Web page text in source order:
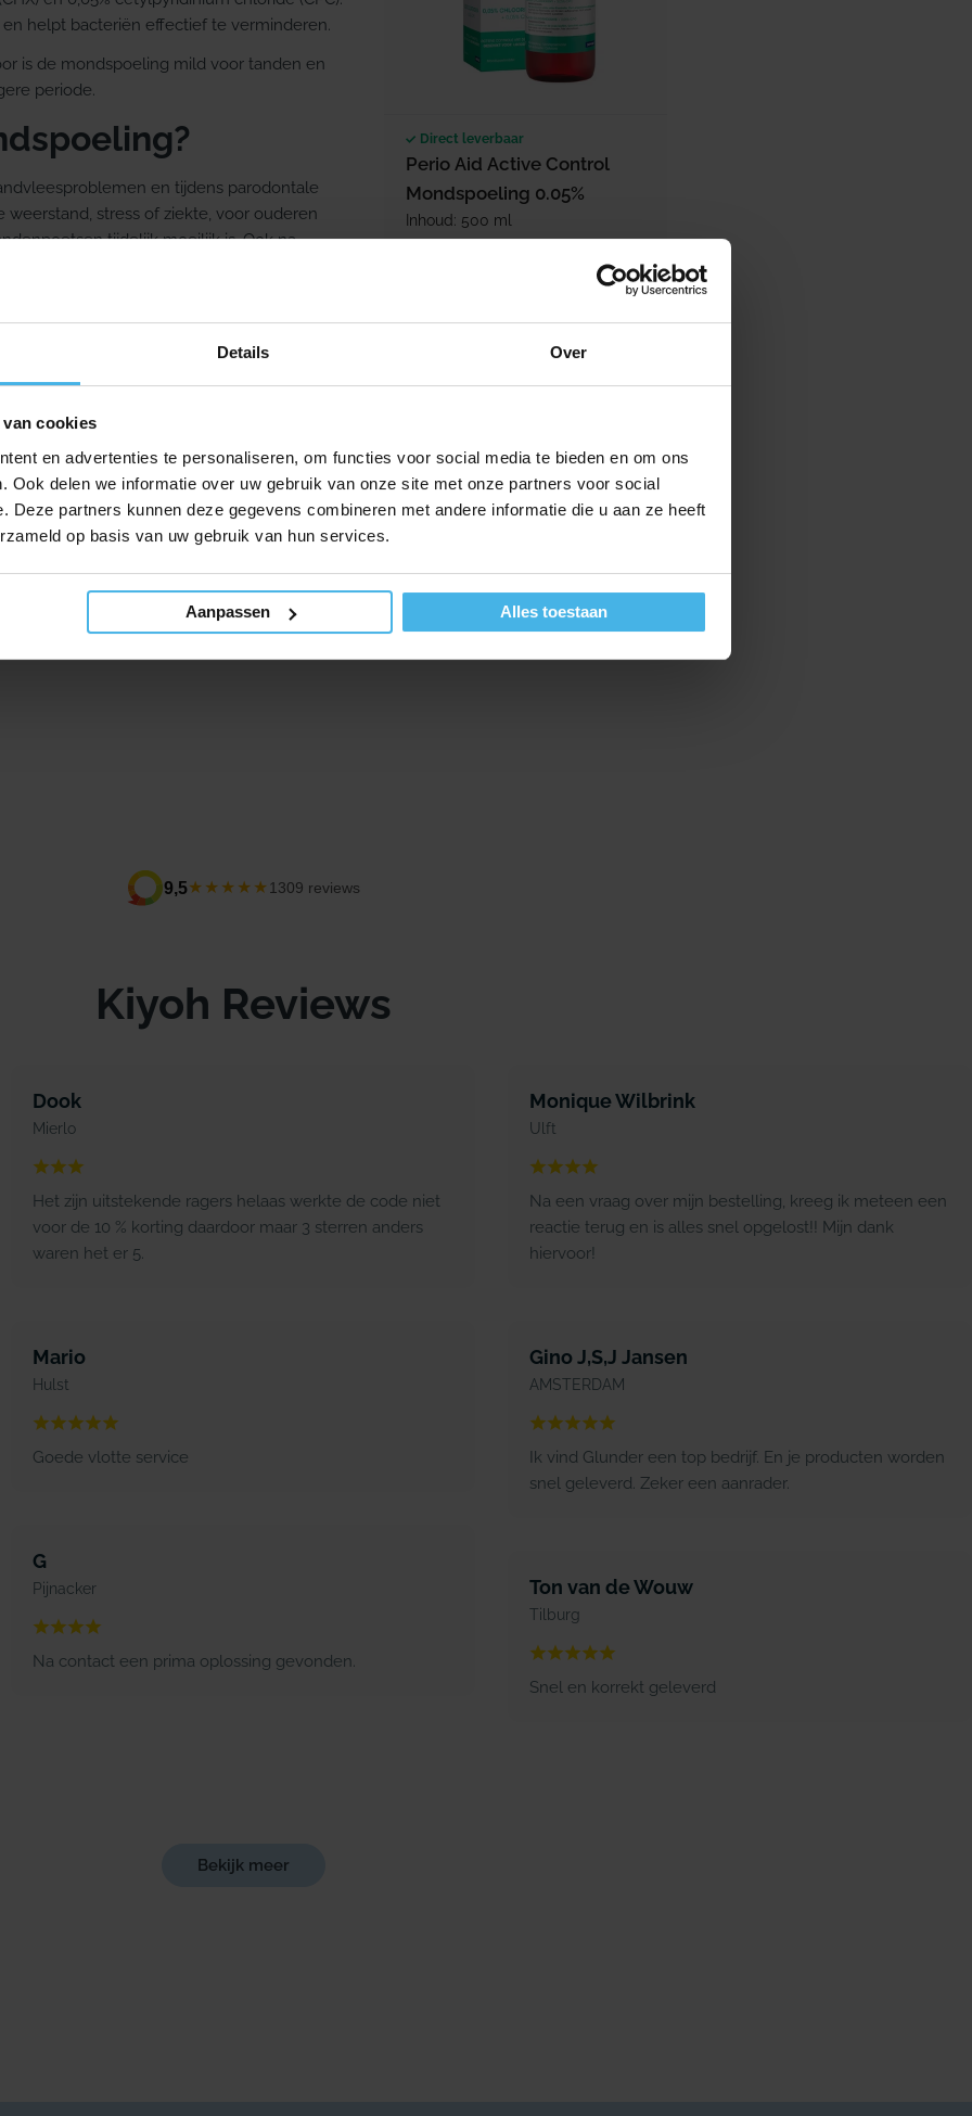
Details Over
cookies
en advertenties te personaliseren, om functies voor social media te bieden en om ons
Ook delen we informatie over uw gebruik van onze site met onze partners voor social
Deze partners kunnen deze gegevens combineren met andere informatie die u aan ze heeft
op basis van uw gebruik van hun services.
Aanpassen Alles toestaan
helpt bacteriën effectief te verminderen.
is de mondspoeling mild voor tanden en
periode.
en tijdens parodontale
stress of ziekte, voor ouderen
tijdelijk moeilijk is. Ook na
vaak gebruikt.
gedurende 30 seconden. Spoel niet na
maanden. De aangename smaak maakt het
nazorg
Direct leverbaar
Perio Aid Active Control
Mondspoeling 0.05%
Inhoud: 500 ml
9,5★★★★★1309 reviews
Kiyoh Reviews
Dook
Mierlo
Het zijn uitstekende ragers helaas werkte de code niet
voor de 10 % korting daardoor maar 3 sterren anders
waren het er 5.
Monique Wilbrink
Ulft
Na een vraag over mijn bestelling, kreeg ik meteen een
reactie terug en is alles snel opgelost!! Mijn dank
hiervoor!
Mario
Hulst
Goede vlotte service
Gino J,S,J Jansen
AMSTERDAM
Ik vind Glunder een top bedrijf. En je producten worden
snel geleverd. Zeker een aanrader.
G
Pijnacker
Na contact een prima oplossing gevonden.
Ton van de Wouw
Tilburg
Snel en korrekt geleverd
Bekijk meer